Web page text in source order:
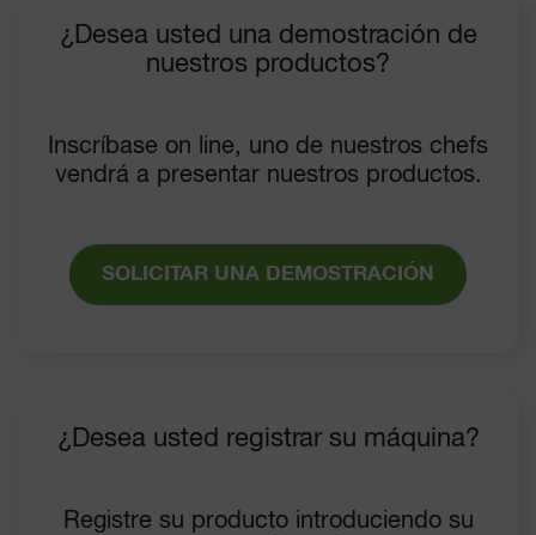
¿Desea usted una demostración de
nuestros productos?
Inscríbase on line, uno de nuestros chefs
vendrá a presentar nuestros productos.
SOLICITAR UNA DEMOSTRACIÓN
¿Desea usted registrar su máquina?
Registre su producto introduciendo su